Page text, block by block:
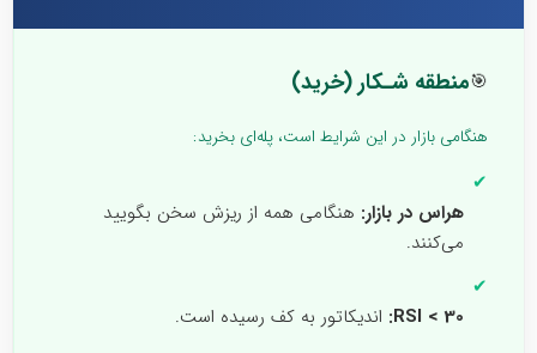
🎯منطقه شـکار (خرید)
هنگامی بازار در این شرایط است، پله‌ای بخرید:
✔
هراس در بازار: هنگامی همه از ریزش سخن بگویید
می‌کنند.
✔
RSI < 30: اندیکاتور به کف رسیده است.